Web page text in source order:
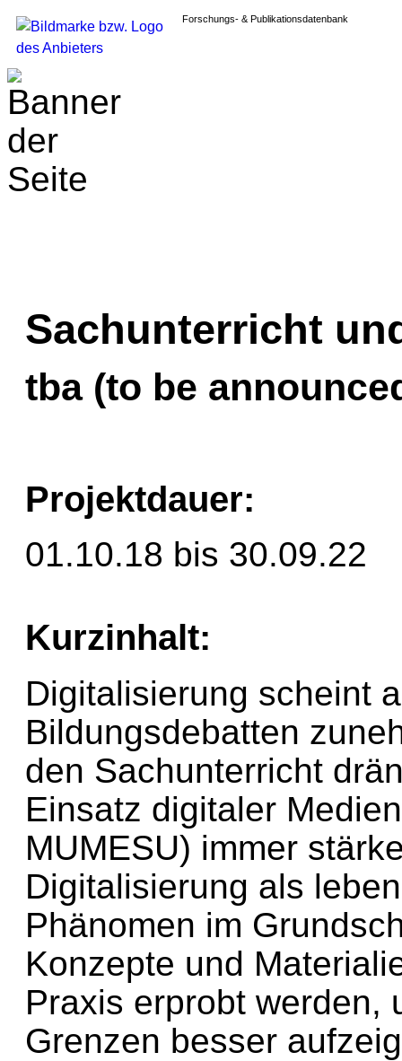
Forschungs- & Publikationsdatenbank
Sachunterricht
tba (to be
Projektdauer:
01.10.18 bis 30.09.22
Kurzinhalt:
Digitalisierung scheint
Bildungsdebatten
den Sachunterricht
Einsatz digitaler
MUMESU) immer
Digitalisierung als
Phänomen im
Konzepte und
Praxis erprobt werden,
Grenzen besser